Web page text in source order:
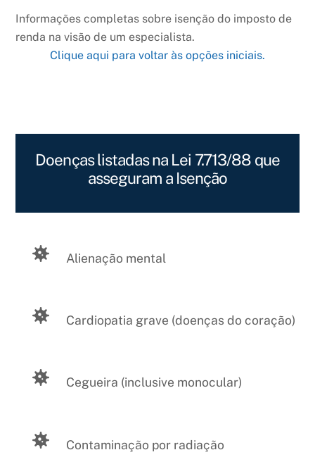
Informações completas sobre isenção do imposto de
renda na visão de um especialista.
Clique aqui para voltar às opções iniciais.
Doenças listadas na Lei 7.713/88 que
asseguram a Isenção
Alienação mental
Cardiopatia grave (doenças do coração)
Cegueira (inclusive monocular)
Contaminação por radiação